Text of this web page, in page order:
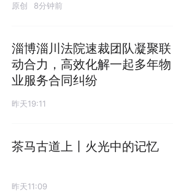
原创 8分钟前
淄博淄川法院速裁团队凝聚联
动合力，高效化解一起多年物
业服务合同纠纷
昨天19:11
茶马古道上丨火光中的记忆
昨天11:09